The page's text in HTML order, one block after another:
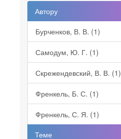
Автору
Бурченков, В. В. (1)
Самодум, Ю. Г. (1)
Скрежендевский, В. В. (1)
Френкель, Б. С. (1)
Френкель, С. Я. (1)
Теме